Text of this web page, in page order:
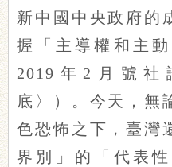
新中國中央政府的
握「主導權和主
2019年2月號社
底〉）。今天，無
色恐怖之下，臺灣
界別」的「代表